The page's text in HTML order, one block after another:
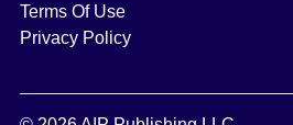
Terms Of Use
Privacy Policy